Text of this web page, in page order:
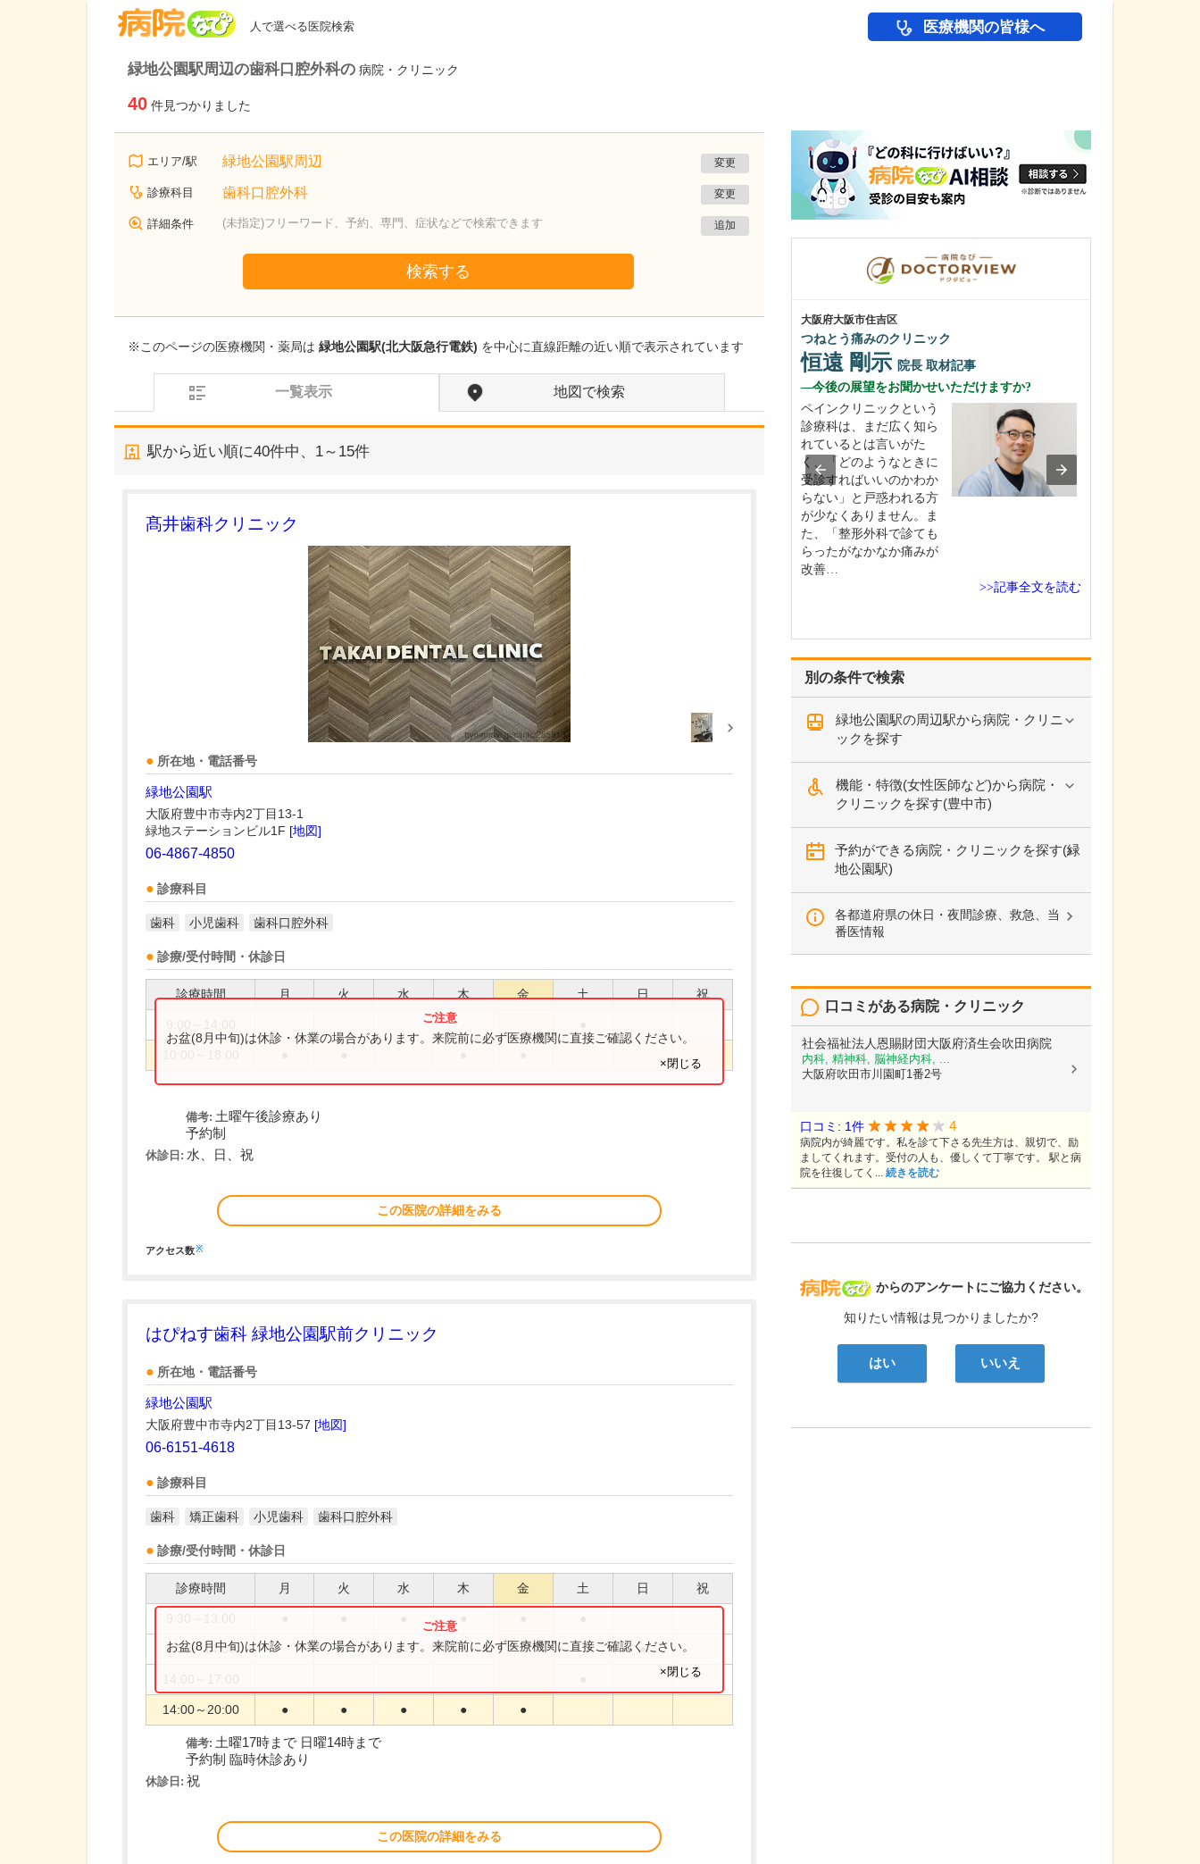
人で選べる医院検索 医療機関の皆様へ
緑地公園駅周辺の歯科口腔外科の 病院・クリニック
40 件見つかりました
エリア/駅 緑地公園駅周辺 変更
診療科目 歯科口腔外科 変更
詳細条件 (未指定)フリーワード、予約、専門、症状などで検索できます 追加
検索する
※このページの医療機関・薬局は 緑地公園駅(北大阪急行電鉄) を中心に直線距離の近い順で表示されています
一覧表示 地図で検索
駅から近い順に40件中、 1～15件
髙井歯科クリニック
所在地・電話番号
緑地公園駅
大阪府豊中市寺内2丁目13-1
緑地ステーションビル1F [地図]
06-4867-4850
診療科目
歯科 小児歯科 歯科口腔外科
診療/受付時間・休診日
診療時間 月 火 水 木 金 土 日 祝
お盆(8月中旬)は休診・休業の場合があります。来院前に必ず医療機関に直接ご確認ください。
×閉じる
備考: 土曜午後診療あり
予約制
休診日: 水、日、祝
この医院の詳細をみる
アクセス数※
はぴねす歯科 緑地公園駅前クリニック
所在地・電話番号
緑地公園駅
大阪府豊中市寺内2丁目13-57 [地図]
06-6151-4618
診療科目
歯科 矯正歯科 小児歯科 歯科口腔外科
診療/受付時間・休診日
診療時間 月 火 水 木 金 土 日 祝
9:30～14:00 ●
14:00～20:00 ● ● ● ● ●
お盆(8月中旬)は休診・休業の場合があります。来院前に必ず医療機関に直接ご確認ください。
×閉じる
備考: 土曜17時まで 日曜14時まで
予約制 臨時休診あり
休診日: 祝
この医院の詳細をみる
別の条件で検索
緑地公園駅の周辺駅から病院・クリニ
ックを探す
機能・特徴(女性医師など)から病院・
クリニックを探す(豊中市)
予約ができる病院・クリニックを探す(緑
地公園駅)
各都道府県の休日・夜間診療、救急、当
番医情報
病院なび
からのアンケートにご協力ください。
知りたい情報は見つかりましたか?
はい いいえ
口コミがある病院・クリニック
社会福祉法人恩賜財団大阪府済生会吹田病院
内科, 精神科, 脳神経内科, ...
大阪府吹田市川園町1番2号
口コミ: 1件 4
病院内が綺麗です。私を診て下さる先生方は、親切で、励
ましてくれます。受付の人も、優しくて丁寧です。 駅と病
院を往復してく... 続きを読む
大阪府高槻市
あや乳腺外科クリニック
貴院の診療内容と、検査の一般的な流れについ
当院は乳腺外科の女性専
査・診察は女性医師と女
性スタッフが対応しま
す。例えば…
大阪府大阪市住吉区
つねとう痛みのクリニック
恒遠 剛示 院長 取材記事
今後の展望をお聞かせいただけますか?
ペインクリニックという
診療科は、まだ広く知ら
れているとは言いがた
く、「どのようなときに
受診すればいいのかわか
らない」と戸惑われる方
が少なくありません。ま
た、「整形外科で診ても
らったがなかなか痛みが
改善…
>>記事全文を読む